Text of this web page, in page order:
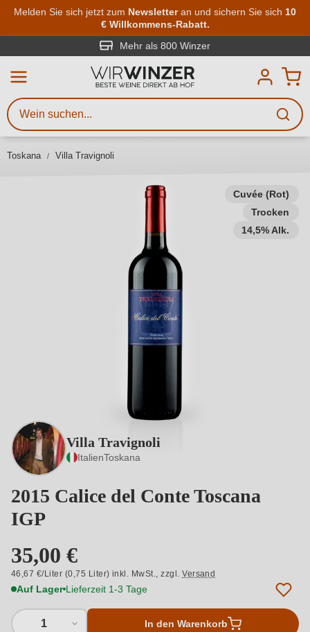
Zum Hauptinhalt springen
Melden Sie sich jetzt zum Newsletteran und sichern Sie sich 10
€ Willkommens-Rabatt.
Mehr als 800 Winzer
Toskana Villa Travignoli
Cuvée (Rot)
Trocken
14,5% Alk.
Villa Travignoli
ItalienToskana
2015 Calice del Conte Toscana
IGP
35,00 €
46,67 €/Liter (0,75 Liter) inkl. MwSt.,zzgl.Versand
Auf Lager Lieferzeit 1-3 Tage
1 In den Warenkorb
Weinsuche
Mindestens 3 Zeichen eingeben
Beschreiben Sie, welchen Wein
Sie suchen – ob nach Geschmack,
Region, Winzer oder anderen